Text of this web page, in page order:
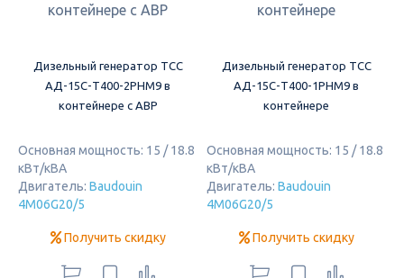
Дизельный генератор ТСС
АД-15С-Т400-2РНМ9 в
контейнере с АВР
Основная мощность: 15 / 18.8
кВт/кВА
Двигатель: Baudouin
4M06G20/5
Получить скидку
Дизельный генератор ТСС
АД-15С-Т400-1РНМ9 в
контейнере
Основная мощность: 15 / 18.8
кВт/кВА
Двигатель: Baudouin
4M06G20/5
Получить скидку